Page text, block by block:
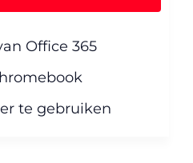
Office 365
te gebruiken